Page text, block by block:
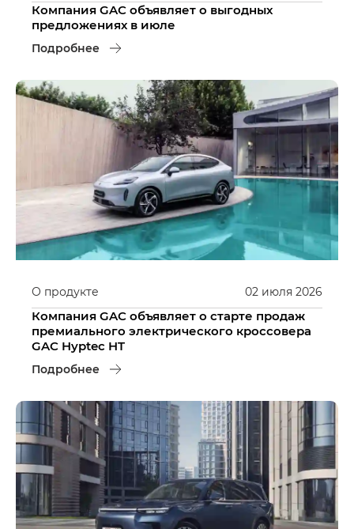
Компания GAC объявляет о выгодных
предложениях в июле
Подробнее
02 июля 2026
О продукте
Компания GAC объявляет о старте продаж
премиального электрического кроссовера
GAC Hyptec HT
Подробнее